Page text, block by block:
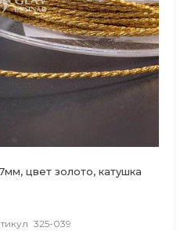
цвет золото, катушка
325-039